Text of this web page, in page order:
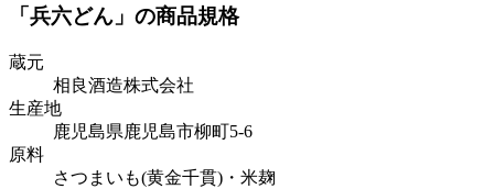
「兵六どん」の商品規格
蔵元
相良酒造株式会社
生産地
鹿児島県鹿児島市柳町5-6
原料
さつまいも(黄金千貫)・米麹